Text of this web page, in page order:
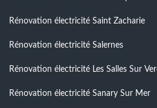
Rénovation électricité Saint Zacharie
Rénovation électricité Salernes
Rénovation électricité Les Salles Sur
Rénovation électricité Sanary Sur Mer